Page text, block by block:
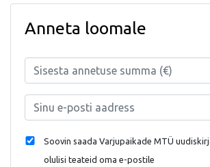
Anneta loomale
Soovin saada Varjupaikade MTÜ
olulisi teateid oma e-postile